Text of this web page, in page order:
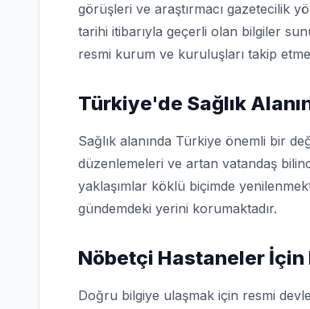
görüşleri ve araştırmacı gazetecilik
tarihi itibarıyla geçerli olan bilgiler
resmi kurum ve kuruluşları takip
Türkiye'de Sağlık
Sağlık alanında Türkiye önemli bir
düzenlemeleri ve artan vatandaş
yaklaşımlar köklü biçimde
gündemdeki yerini korumaktadır.
Nöbetçi Hastaneler İçin
Doğru bilgiye ulaşmak için resmi